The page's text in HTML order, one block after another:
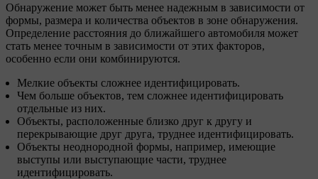
Обнаружение может быть менее надежным в зависимости от
формы, размера и количества объектов в зоне обнаружения.
Определение расстояния до ближайшего автомобиля может
стать менее точным в зависимости от этих факторов,
особенно если они комбинируются.
Мелкие объекты сложнее идентифицировать.
Чем больше объектов, тем сложнее идентифицировать
отдельные из них.
Объекты, расположенные близко друг к другу и
перекрывающие друг друга, труднее идентифицировать.
Объекты неоднородной формы, например, имеющие
выступы или выступающие части, труднее
идентифицировать.